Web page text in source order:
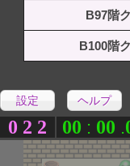
B97階
B100階
設定 ヘルプ
0 2 2 00 : 00 .